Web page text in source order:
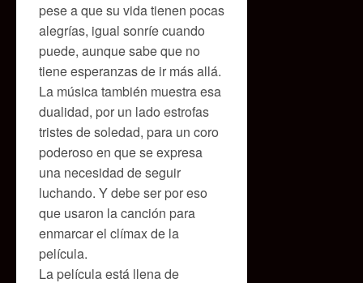
pese a que su vida tienen pocas
alegrías, igual sonríe cuando
puede, aunque sabe que no
tiene esperanzas de ir más allá.
La música también muestra esa
dualidad, por un lado estrofas
tristes de soledad, para un coro
poderoso en que se expresa
una necesidad de seguir
luchando. Y debe ser por eso
que usaron la canción para
enmarcar el clímax de la
película.
La película está llena de